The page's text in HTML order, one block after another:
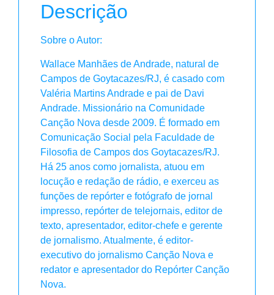
Descrição
Sobre o Autor:
Wallace Manhães de Andrade, natural de
Campos de Goytacazes/RJ, é casado com
Valéria Martins Andrade e pai de Davi
Andrade. Missionário na Comunidade
Canção Nova desde 2009. É formado em
Comunicação Social pela Faculdade de
Filosofia de Campos dos Goytacazes/RJ.
Há 25 anos como jornalista, atuou em
locução e redação de rádio, e exerceu as
funções de repórter e fotógrafo de jornal
impresso, repórter de telejornais, editor de
texto, apresentador, editor-chefe e gerente
de jornalismo. Atualmente, é editor-
executivo do jornalismo Canção Nova e
redator e apresentador do Repórter Canção
Nova.